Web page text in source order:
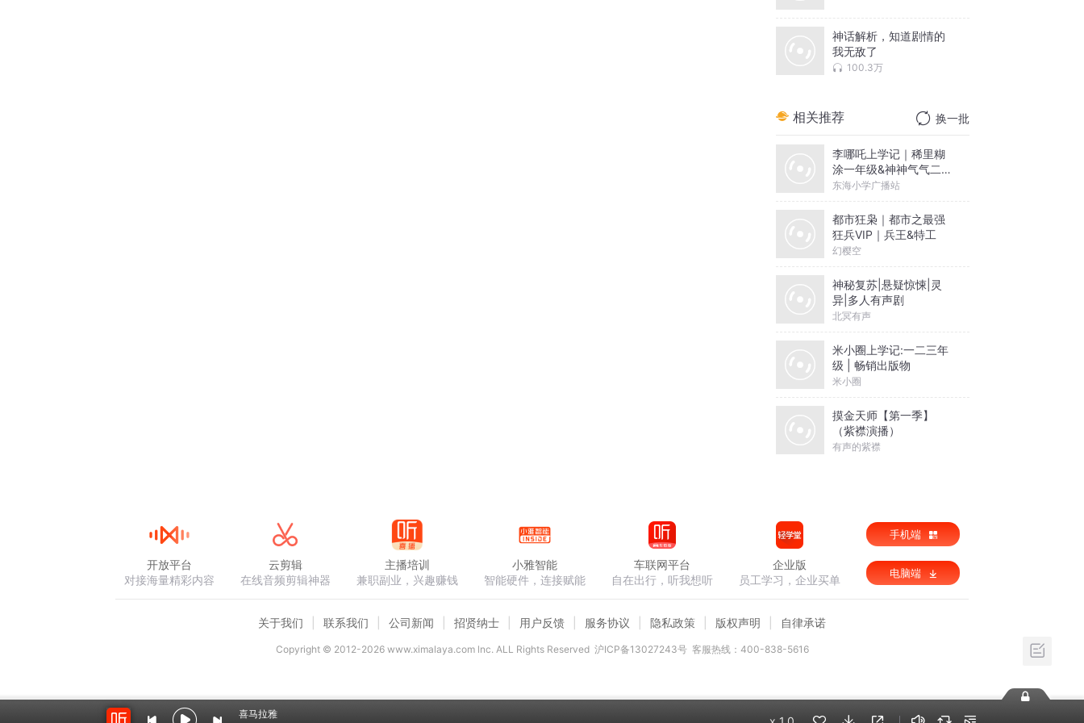
神话解析，知道剧情的
我无敌了
100.3万
相关推荐 换一批
李哪吒上学记｜稀里糊
涂一年级&神神气气二年
级
东海小学广播站
都市狂枭｜都市之最强
狂兵VIP｜兵王&特工
幻樱空
神秘复苏|悬疑惊悚|灵
异|多人有声剧
北冥有声
米小圈上学记:一二三年
级 | 畅销出版物
米小圈
摸金天师【第一季】
（紫襟演播）
有声的紫襟
喜马拉雅
开放平台
对接海量精彩内容
云剪辑
在线音频剪辑神器
主播培训
兼职副业，兴趣赚钱
小雅智能
智能硬件，连接赋能
车联网平台
自在出行，听我想听
企业版
员工学习，企业买单
手机端
电脑端
关于我们 联系我们 公司新闻 招贤纳士 用户反馈 服务协议 隐私政策 版权声明 自律承诺
Copyright © 2012-2026www.ximalaya.com lnc. ALL Rights Reserved 沪ICP备13027243号 客服热线：400-838-5616